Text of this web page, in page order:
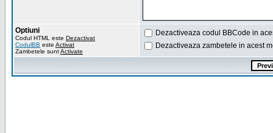
Optiuni
Codul HTML este Dezactivat
CodulBB este Activat
Zambetele suntActivate
Dezactiveaza codul BBCode in
Dezactiveaza zambetele in acest